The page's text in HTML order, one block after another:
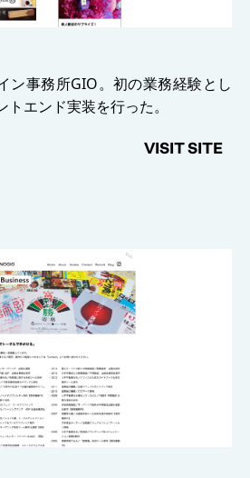
ン事務所GIO。初の業務経験とし
エンド実装を行った。
VISIT SITE